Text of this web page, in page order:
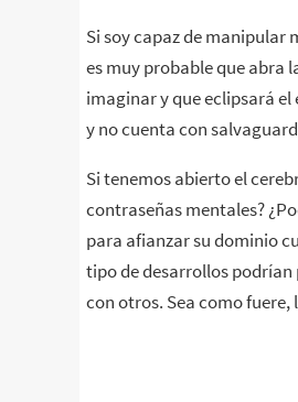
Si soy capaz de
es muy probable que abra
imaginar y que eclipsará
y no cuenta con
Si tenemos abierto el
contraseñas mentales?
para afianzar su dominio
tipo de desarrollos podrían
con otros. Sea como fuere,